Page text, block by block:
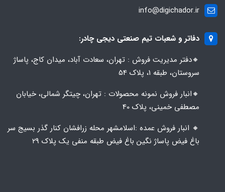
info@digichador.ir
دفاتر و شعبات تیم صنعتی دیجی چادر:
🔸️​​دفتر مدیریت فروش : تهران، سعادت آباد، میدان کاج، پاساژ
سروستان، طبقه 1، پلاک 54
🔸️​​انبار فروش نمونه محصولات : تهران، چیتگر شمالی، خیابان
مصطفی خمینی، پلاک 40
🔸️ انبار فروش عمده :اسلامشهر محله زرافشان کنار گذر بسیج سر
باغ فیض پاساژ نگین باغ فیض طبقه منفی یک پلاک ۲۹